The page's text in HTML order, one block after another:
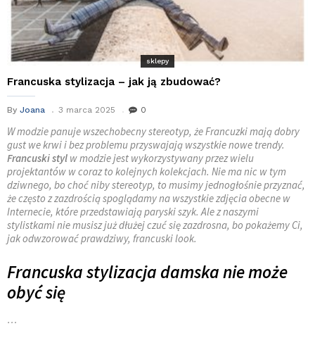
sklepy
Francuska stylizacja – jak ją zbudować?
By Joana 3 marca 2025 0
W modzie panuje wszechobecny stereotyp, że Francuzki mają dobry
gust we krwi i bez problemu przyswajają wszystkie nowe trendy.
Francuski styl w modzie jest wykorzystywany przez wielu
projektantów w coraz to kolejnych kolekcjach. Nie ma nic w tym
dziwnego, bo choć niby stereotyp, to musimy jednogłośnie przyznać,
że często z zazdrością spoglądamy na wszystkie zdjęcia obecne w
Internecie, które przedstawiają paryski szyk. Ale z naszymi
stylistkami nie musisz już dłużej czuć się zazdrosna, bo pokażemy Ci,
jak odwzorować prawdziwy, francuski look.
Francuska stylizacja damska nie może
obyć się
…